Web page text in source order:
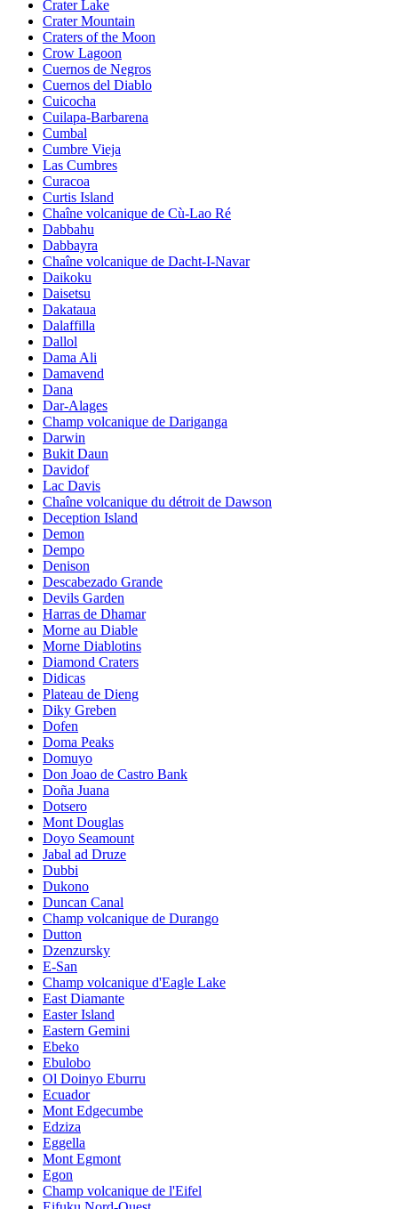
Crater Lake
Crater Mountain
Craters of the Moon
Crow Lagoon
Cuernos de Negros
Cuernos del Diablo
Cuicocha
Cuilapa-Barbarena
Cumbal
Cumbre Vieja
Las Cumbres
Curacoa
Curtis Island
Chaîne volcanique de Cù-Lao Ré
Dabbahu
Dabbayra
Chaîne volcanique de Dacht-I-Navar
Daikoku
Daisetsu
Dakataua
Dalaffilla
Dallol
Dama Ali
Damavend
Dana
Dar-Alages
Champ volcanique de Dariganga
Darwin
Bukit Daun
Davidof
Lac Davis
Chaîne volcanique du détroit de Dawson
Deception Island
Demon
Dempo
Denison
Descabezado Grande
Devils Garden
Harras de Dhamar
Morne au Diable
Morne Diablotins
Diamond Craters
Didicas
Plateau de Dieng
Diky Greben
Dofen
Doma Peaks
Domuyo
Don Joao de Castro Bank
Doña Juana
Dotsero
Mont Douglas
Doyo Seamount
Jabal ad Druze
Dubbi
Dukono
Duncan Canal
Champ volcanique de Durango
Dutton
Dzenzursky
E-San
Champ volcanique d'Eagle Lake
East Diamante
Easter Island
Eastern Gemini
Ebeko
Ebulobo
Ol Doinyo Eburru
Ecuador
Mont Edgecumbe
Edziza
Eggella
Mont Egmont
Egon
Champ volcanique de l'Eifel